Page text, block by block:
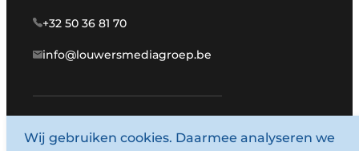
+32 50 36 81 70
info@louwersmediagroep.be
www.louwersmediagroep.com
Wij gebruiken cookies. Daarmee analyseren we